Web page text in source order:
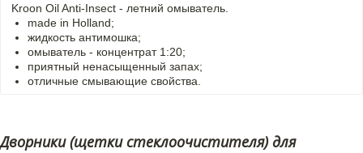
Kroon Oil Anti-Insect - летний омыватель.
made in Holland;
жидкость антимошка;
омыватель - концентрат 1:20;
приятный ненасыщенный запах;
отличные смывающие свойства.
Дворники (щетки стеклоочистителя) для